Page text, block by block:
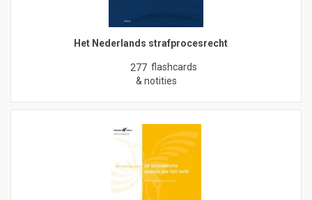
Het Nederlands strafprocesrecht
277 flashcards
& notities